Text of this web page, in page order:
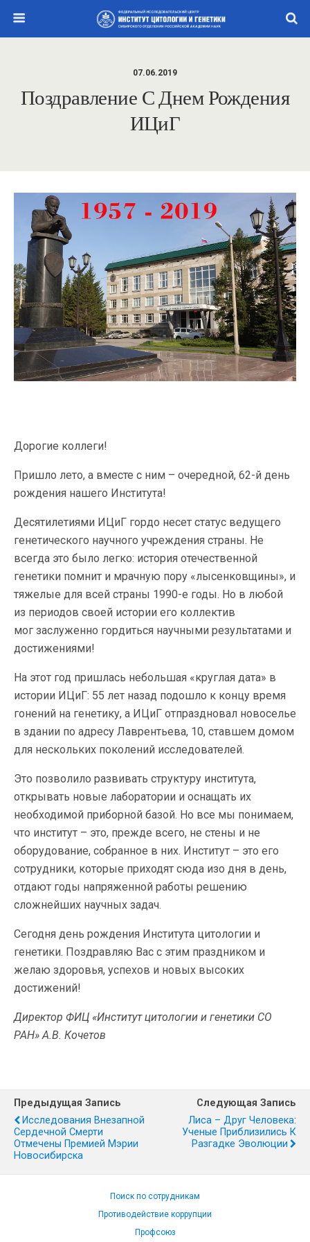
07.06.2019
Поздравление С Днем Рождения
ИЦиГ
Дорогие коллеги!
Пришло лето, а вместе с ним – очередной, 62-й день
рождения нашего Института!
Десятилетиями ИЦиГ гордо несет статус ведущего
генетического научного учреждения страны. Не
всегда это было легко: история отечественной
генетики помнит и мрачную пору «лысенковщины», и
тяжелые для всей страны 1990-е годы. Но в любой
из периодов своей истории его коллектив
мог заслуженно гордиться научными результатами и
достижениями!
На этот год пришлась небольшая «круглая дата» в
истории ИЦиГ: 55 лет назад подошло к концу время
гонений на генетику, а ИЦиГ отпраздновал новоселье
в здании по адресу Лаврентьева, 10, ставшем домом
для нескольких поколений исследователей.
Это позволило развивать структуру института,
открывать новые лаборатории и оснащать их
необходимой приборной базой. Но все мы понимаем,
что институт – это, прежде всего, не стены и не
оборудование, собранное в них. Институт – это его
сотрудники, которые приходят сюда изо дня в день,
отдают годы напряженной работы решению
сложнейших научных задач.
Сегодня день рождения Института цитологии и
генетики. Поздравляю Вас с этим праздником и
желаю здоровья, успехов и новых высоких
достижений!
Директор ФИЦ «Институт цитологии и генетики СО
РАН» А.В. Кочетов
Предыдущая Запись
Исследования Внезапной
Сердечной Смерти
Отмечены Премией Мэрии
Новосибирска
Следующая Запись
Лиса – Друг Человека:
Ученые Приблизились К
Разгадке Эволюции
Поиск по сотрудникам
Противодействие коррупции
Профсоюз